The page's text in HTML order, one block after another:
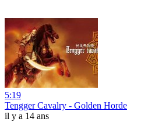
5:19
Tengger Cavalry - Golden Horde
il y a 14 ans